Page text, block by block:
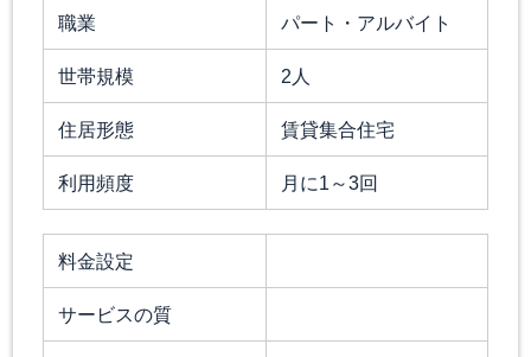
職業 パート・アルバイト
世帯規模 2人
住居形態 賃貸集合住宅
利用頻度 月に1～3回
料金設定
サービスの質